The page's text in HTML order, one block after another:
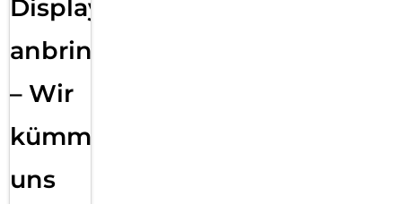
Displayfolie
anbringen
– Wir
kümmern
uns